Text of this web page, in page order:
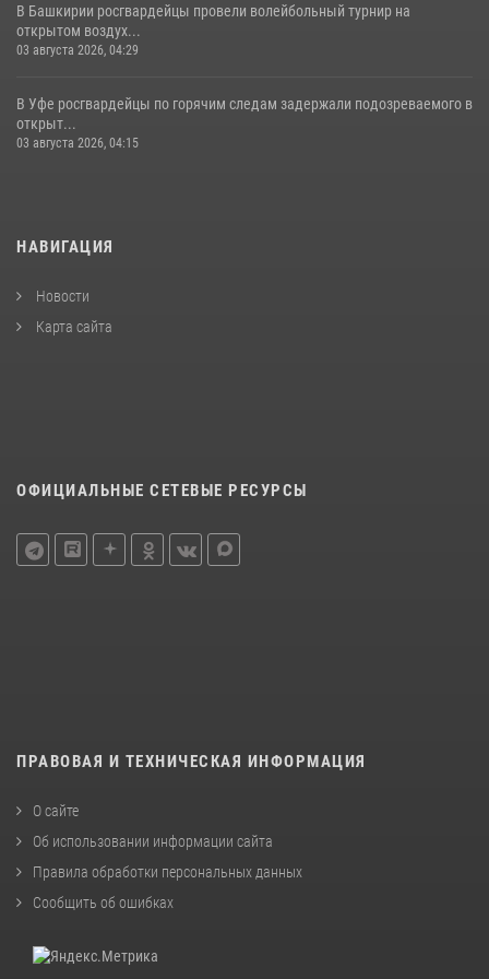
В Башкирии росгвардейцы провели волейбольный турнир на
открытом воздух...
03 августа 2026, 04:29
В Уфе росгвардейцы по горячим следам задержали подозреваемого в
открыт...
03 августа 2026, 04:15
НАВИГАЦИЯ
Новости
Карта сайта
ОФИЦИАЛЬНЫЕ СЕТЕВЫЕ РЕСУРСЫ
ПРАВОВАЯ И ТЕХНИЧЕСКАЯ ИНФОРМАЦИЯ
О сайте
Об использовании информации сайта
Правила обработки персональных данных
Сообщить об ошибках